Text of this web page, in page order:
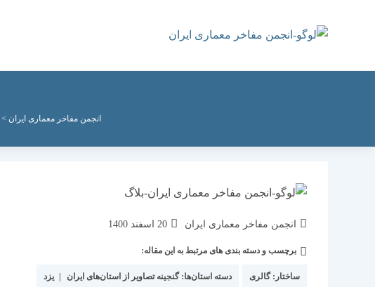
انجمن مفاخر معماری ایران >
نویسندهٔ
انجمن مفاخر معماری ایران
نوشته
شده
20 اسفند 1400
دسته‌برچسب و دسته بندی های مرتبط به این مقاله:
ساختار:گالری دسته استان‌ها:گنجینه تصاویر از استان‌های ایران یزد